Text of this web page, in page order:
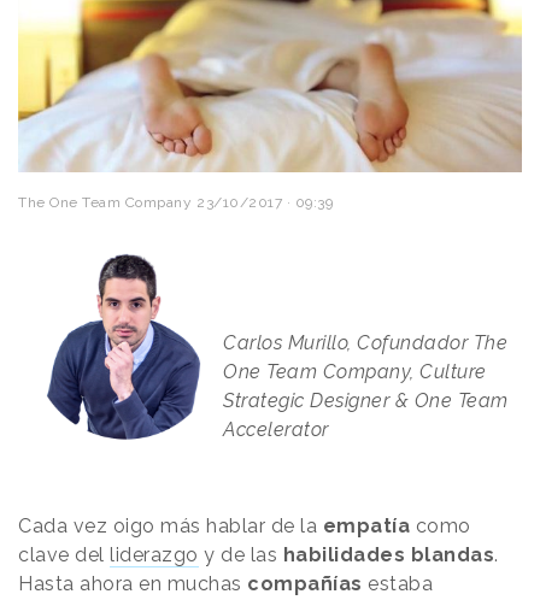
The One Team Company 23/10/2017 · 09:39
Carlos Murillo, Cofundador The
One Team Company, Culture
Strategic Designer & One Team
Accelerator
Cada vez oigo más hablar de la empatía como
clave del liderazgo y de las habilidades blandas.
Hasta ahora en muchas compañías estaba